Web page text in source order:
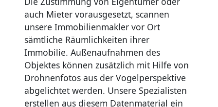
auch Mieter vorausgesetzt, scannen
unsere Immobilienmakler vor Ort
sämtliche Räumlichkeiten ihrer
Immobilie. Außenaufnahmen des
Objektes können zusätzlich mit Hilfe von
Drohnenfotos aus der Vogelperspektive
abgelichtet werden. Unsere Spezialisten
erstellen aus diesem Datenmaterial ein